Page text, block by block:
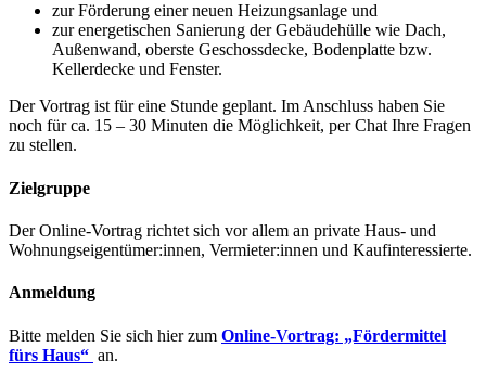
zur Förderung einer neuen Heizungsanlage und
zur energetischen Sanierung der Gebäudehülle wie Dach,
Außenwand, oberste Geschossdecke, Bodenplatte bzw.
Kellerdecke und Fenster.
Der Vortrag ist für eine Stunde geplant. Im Anschluss haben Sie
noch für ca. 15 – 30 Minuten die Möglichkeit, per Chat Ihre Fragen
zu stellen.
Zielgruppe
Der Online-Vortrag richtet sich vor allem an private Haus- und
Wohnungseigentümer:innen, Vermieter:innen und Kaufinteressierte.
Anmeldung
Bitte melden Sie sich hier zum Online-Vortrag: „Fördermittel
fürs Haus“ an.